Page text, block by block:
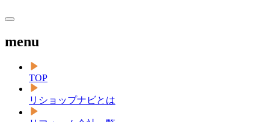
menu
TOP
リショップナビとは